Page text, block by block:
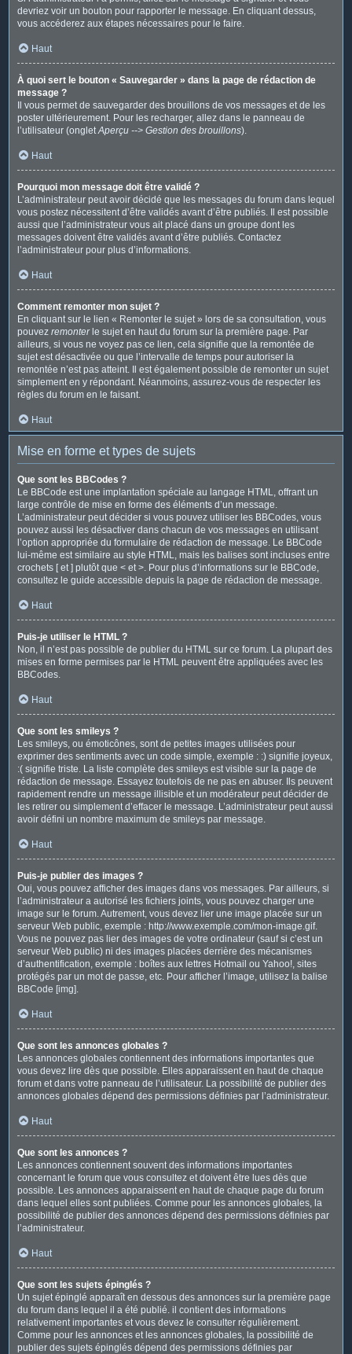
devriez voir un bouton pour rapporter le message. En cliquant dessus,
vous accéderez aux étapes nécessaires pour le faire.
Haut
À quoi sert le bouton « Sauvegarder » dans la page de rédaction de
message ?
Il vous permet de sauvegarder des brouillons de vos messages et de les
poster ultérieurement. Pour les recharger, allez dans le panneau de
l’utilisateur (ongletAperçu --> Gestion des brouillons).
Haut
Pourquoi mon message doit être validé ?
L’administrateur peut avoir décidé que les messages du forum dans lequel
vous postez nécessitent d’être validés avant d’être publiés. Il est possible
aussi que l’administrateur vous ait placé dans un groupe dont les
messages doivent être validés avant d’être publiés. Contactez
l’administrateur pour plus d’informations.
Haut
Comment remonter mon sujet ?
En cliquant sur le lien « Remonter le sujet » lors de sa consultation, vous
pouvez remonterle sujet en haut du forum sur la première page. Par
ailleurs, si vous ne voyez pas ce lien, cela signifie que la remontée de
sujet est désactivée ou que l’intervalle de temps pour autoriser la
remontée n’est pas atteint. Il est également possible de remonter un sujet
simplement en y répondant. Néanmoins, assurez-vous de respecter les
règles du forum en le faisant.
Haut
Mise en forme et types de sujets
Que sont les BBCodes ?
Le BBCode est une implantation spéciale au langage HTML, offrant un
large contrôle de mise en forme des éléments d’un message.
L’administrateur peut décider si vous pouvez utiliser les BBCodes, vous
pouvez aussi les désactiver dans chacun de vos messages en utilisant
l’option appropriée du formulaire de rédaction de message. Le BBCode
lui-même est similaire au style HTML, mais les balises sont incluses entre
crochets [ et ] plutôt que < et >. Pour plus d’informations sur le BBCode,
consultez le guide accessible depuis la page de rédaction de message.
Haut
Puis-je utiliser le HTML ?
Non, il n’est pas possible de publier du HTML sur ce forum. La plupart des
mises en forme permises par le HTML peuvent être appliquées avec les
BBCodes.
Haut
Que sont les smileys ?
Les smileys, ou émoticônes, sont de petites images utilisées pour
exprimer des sentiments avec un code simple, exemple : :) signifie joyeux,
:( signifie triste. La liste complète des smileys est visible sur la page de
rédaction de message. Essayez toutefois de ne pas en abuser. Ils peuvent
rapidement rendre un message illisible et un modérateur peut décider de
les retirer ou simplement d’effacer le message. L’administrateur peut aussi
avoir défini un nombre maximum de smileys par message.
Haut
Puis-je publier des images ?
Oui, vous pouvez afficher des images dans vos messages. Par ailleurs, si
l’administrateur a autorisé les fichiers joints, vous pouvez charger une
image sur le forum. Autrement, vous devez lier une image placée sur un
serveur Web public, exemple : http://www.exemple.com/mon-image.gif.
Vous ne pouvez pas lier des images de votre ordinateur (sauf si c’est un
serveur Web public) ni des images placées derrière des mécanismes
d’authentification, exemple : boîtes aux lettres Hotmail ou Yahoo!, sites
protégés par un mot de passe, etc. Pour afficher l’image, utilisez la balise
BBCode [img].
Haut
Que sont les annonces globales ?
Les annonces globales contiennent des informations importantes que
vous devez lire dès que possible. Elles apparaissent en haut de chaque
forum et dans votre panneau de l’utilisateur. La possibilité de publier des
annonces globales dépend des permissions définies par l’administrateur.
Haut
Que sont les annonces ?
Les annonces contiennent souvent des informations importantes
concernant le forum que vous consultez et doivent être lues dès que
possible. Les annonces apparaissent en haut de chaque page du forum
dans lequel elles sont publiées. Comme pour les annonces globales, la
possibilité de publier des annonces dépend des permissions définies par
l’administrateur.
Haut
Que sont les sujets épinglés ?
Un sujet épinglé apparaît en dessous des annonces sur la première page
du forum dans lequel il a été publié. il contient des informations
relativement importantes et vous devez le consulter régulièrement.
Comme pour les annonces et les annonces globales, la possibilité de
publier des sujets épinglés dépend des permissions définies par